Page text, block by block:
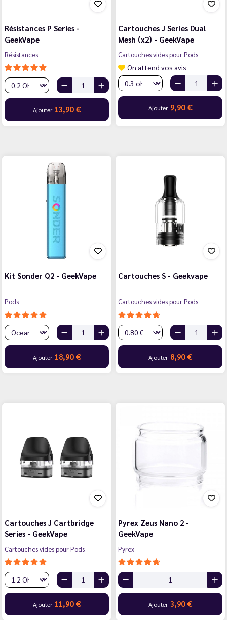
Résistances P Series -
GeekVape
Résistances
Ajouter 13,90 €
Cartouches J Series Dual
Mesh (x2) - GeekVape
Cartouches vides pour Pods
On attend vos avis
Ajouter 9,90 €
Kit Sonder Q2 - GeekVape
Pods
Ajouter 18,90 €
Cartouches S - Geekvape
Cartouches vides pour Pods
Ajouter 8,90 €
Cartouches J Cartbridge
Series - GeekVape
Cartouches vides pour Pods
Ajouter 11,90 €
Pyrex Zeus Nano 2 -
GeekVape
Pyrex
Ajouter 3,90 €